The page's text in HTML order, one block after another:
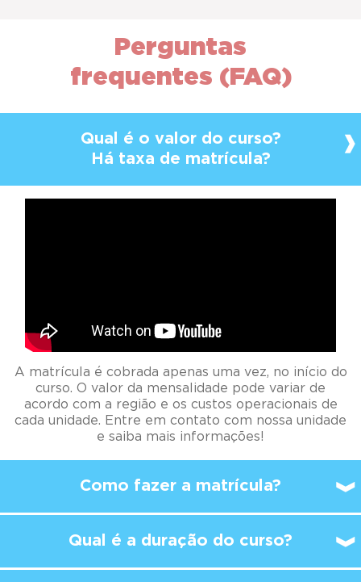
Perguntas
frequentes (FAQ)
Qual é o valor do curso?
Há taxa de matrícula?
A matrícula é cobrada apenas uma vez, no início do
curso. O valor da mensalidade pode variar de
acordo com a região e os custos operacionais de
cada unidade. Entre em contato com nossa unidade
e saiba mais informações!
Como fazer a matrícula?
Qual é a duração do curso?